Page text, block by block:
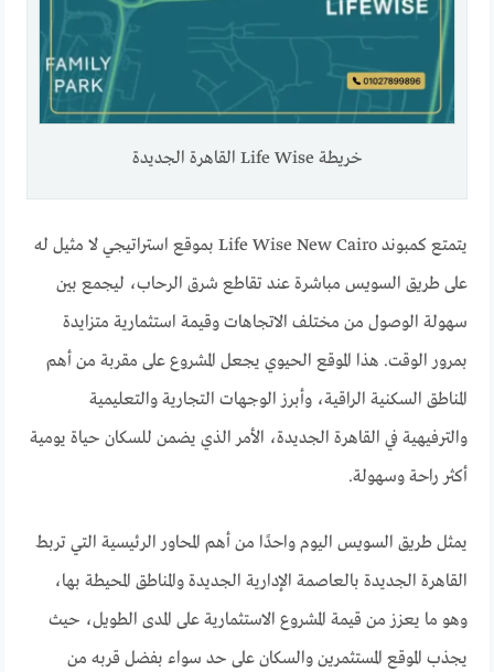
خريطة Life Wise القاهرة الجديدة
يتمتع كمبوند Life Wise New Cairo بموقع استراتيجي لا مثيل له
على طريق السويس مباشرة عند تقاطع شرق الرحاب، ليجمع بين
سهولة الوصول من مختلف الاتجاهات وقيمة استثمارية متزايدة
بمرور الوقت. هذا الموقع الحيوي يجعل المشروع على مقربة من أهم
المناطق السكنية الراقية، وأبرز الوجهات التجارية والتعليمية
والترفيهية في القاهرة الجديدة، الأمر الذي يضمن للسكان حياة يومية
أكثر راحة وسهولة.
يمثل طريق السويس اليوم واحدًا من أهم المحاور الرئيسية التي تربط
القاهرة الجديدة بالعاصمة الإدارية الجديدة والمناطق المحيطة بها،
وهو ما يعزز من قيمة المشروع الاستثمارية على المدى الطويل، حيث
يجذب الموقع المستثمرين والسكان على حد سواء بفضل قربه من